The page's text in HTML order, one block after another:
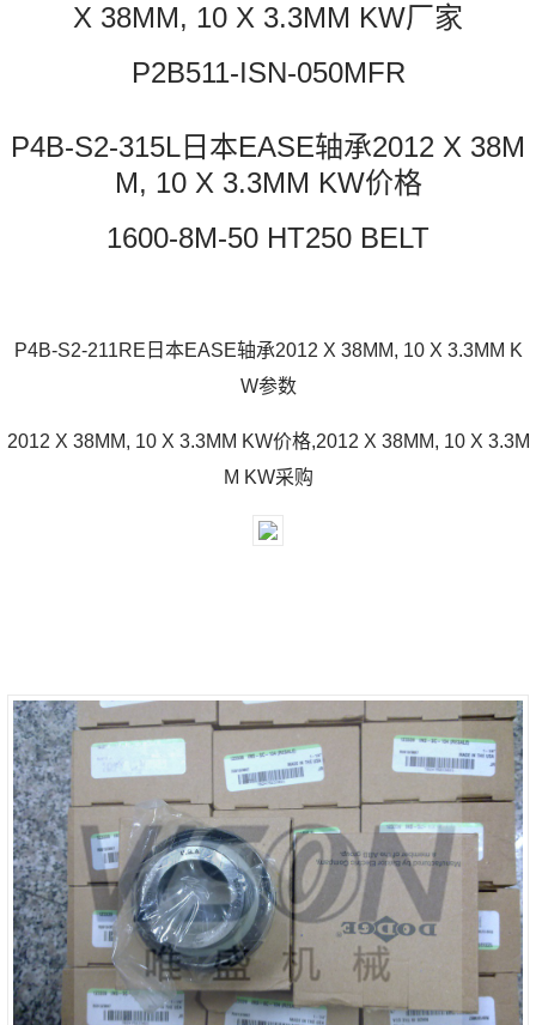
X 38MM, 10 X 3.3MM KW厂家
P2B511-ISN-050MFR
P4B-S2-315L日本EASE轴承2012 X 38M
M, 10 X 3.3MM KW价格
1600-8M-50 HT250 BELT
P4B-S2-211RE日本EASE轴承2012 X 38MM, 10 X 3.3MM K
W参数
2012 X 38MM, 10 X 3.3MM KW价格,2012 X 38MM, 10 X 3.3M
M KW采购